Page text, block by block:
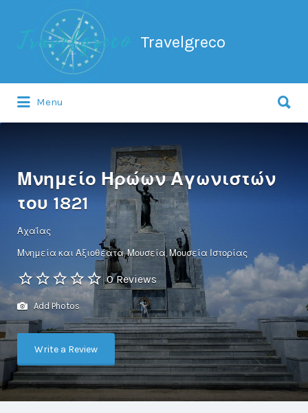
Travelgreco
Search
Menu
for:
Μνημείο Ηρώων Αγωνιστών
του 1821
Αχαΐας
Μνημεία και Αξιοθέατα Μουσεία Μουσεία Ιστορίας
0 Reviews
Add Photos
Write a Review